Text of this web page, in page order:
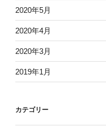
2020年5月
2020年4月
2020年3月
2019年1月
カテゴリー